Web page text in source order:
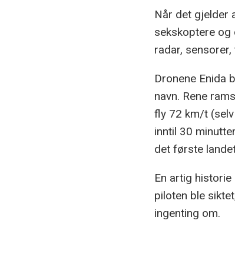
Når det gjelder
sekskoptere og
radar,
Dronene Enida
navn. Rene
fly 72 km/t
inntil 30
det første
En artig
piloten ble
ingenting om.